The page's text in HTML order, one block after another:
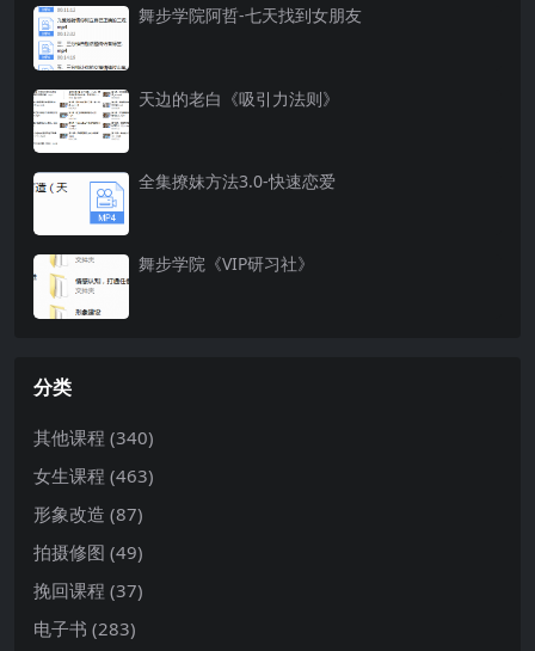
舞步学院阿哲-七天找到女朋友
天边的老白《吸引力法则》
全集撩妹方法3.0-快速恋爱
舞步学院《VIP研习社》
分类
其他课程 (340)
女生课程 (463)
形象改造 (87)
拍摄修图 (49)
挽回课程 (37)
电子书 (283)